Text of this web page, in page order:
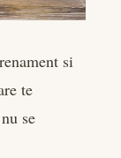
si
te
se